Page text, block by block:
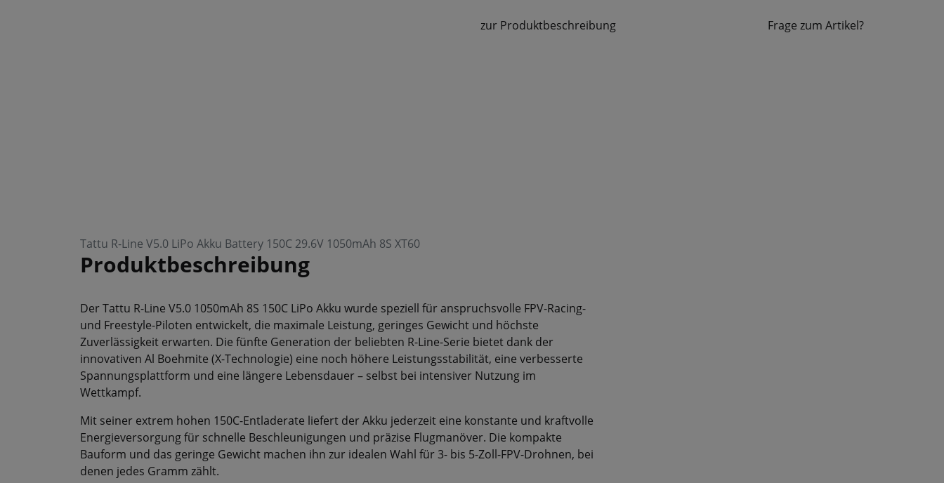
zur Produktbeschreibung Frage zum Artikel?
Tattu R-Line V5.0 LiPo Akku Battery 150C 29.6V 1050mAh 8S XT60
Produktbeschreibung
Der Tattu R-Line V5.0 1050mAh 8S 150C LiPo Akku wurde speziell für anspruchsvolle FPV-Racing-
und Freestyle-Piloten entwickelt, die maximale Leistung, geringes Gewicht und höchste
Zuverlässigkeit erwarten. Die fünfte Generation der beliebten R-Line-Serie bietet dank der
innovativen Al Boehmite (X-Technologie) eine noch höhere Leistungsstabilität, eine verbesserte
Spannungsplattform und eine längere Lebensdauer – selbst bei intensiver Nutzung im
Wettkampf.
Mit seiner extrem hohen 150C-Entladerate liefert der Akku jederzeit eine konstante und kraftvolle
Energieversorgung für schnelle Beschleunigungen und präzise Flugmanöver. Die kompakte
Bauform und das geringe Gewicht machen ihn zur idealen Wahl für 3- bis 5-Zoll-FPV-Drohnen, bei
denen jedes Gramm zählt.